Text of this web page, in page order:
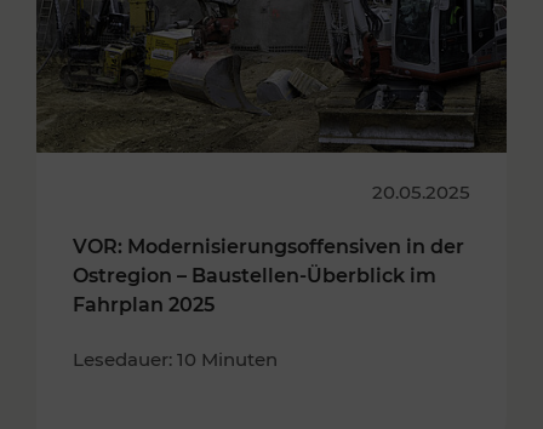
20.05.2025
VOR: Modernisierungsoffensiven in der
Ostregion – Baustellen-Überblick im
Fahrplan 2025
Lesedauer: 10 Minuten